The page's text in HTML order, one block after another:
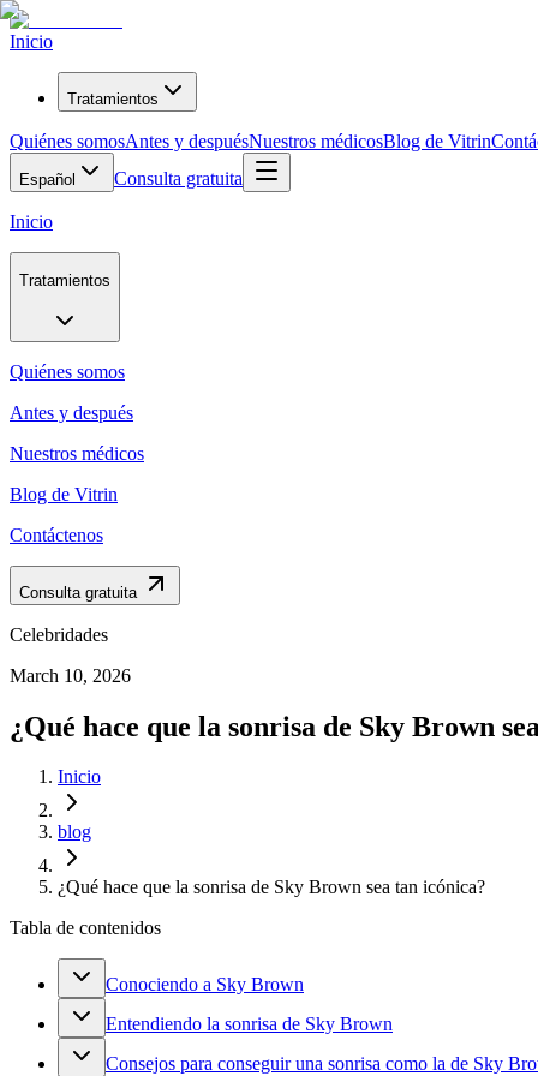
Inicio
Tratamientos
Quiénes somosAntes y despuésNuestros médicosBlog de Vitrin
Español Consulta gratuita
Inicio
Tratamientos
Quiénes somos
Antes y después
Nuestros médicos
Blog de Vitrin
Contáctenos
Consulta gratuita
Celebridades
March 10, 2026
¿Qué hace que la sonrisa de Sky Brown
Inicio
blog
¿Qué hace que la sonrisa de Sky Brown sea tan icónica?
Tabla de contenidos
Conociendo a Sky Brown
Entendiendo la sonrisa de Sky Brown
Consejos para conseguir una sonrisa como la de Sky